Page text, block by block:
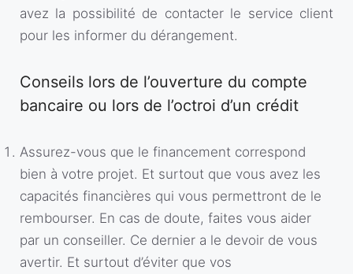
avez la possibilité de contacter le service client
pour les informer du dérangement.
Conseils lors de l’ouverture du compte
bancaire ou lors de l’octroi d’un crédit
Assurez-vous que le financement correspond
bien à votre projet. Et surtout que vous avez les
capacités financières qui vous permettront de le
rembourser. En cas de doute, faites vous aider
par un conseiller. Ce dernier a le devoir de vous
avertir. Et surtout d’éviter que vos